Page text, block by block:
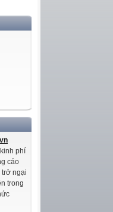
phí
cáo
trở ngại
trong